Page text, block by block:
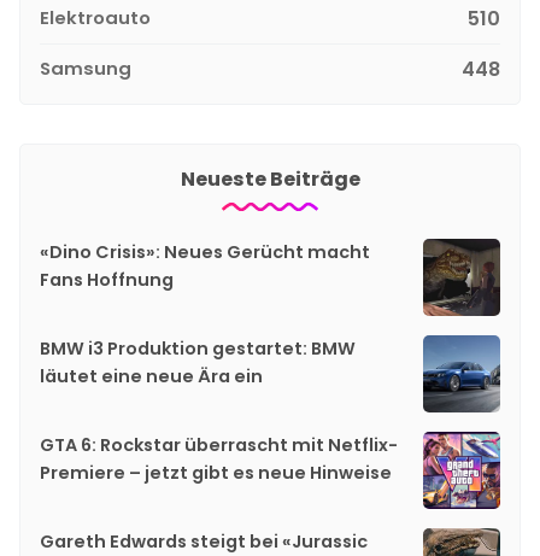
Elektroauto 510
Samsung 448
Neueste Beiträge
«Dino Crisis»: Neues Gerücht macht
Fans Hoffnung
BMW i3 Produktion gestartet: BMW
läutet eine neue Ära ein
GTA 6: Rockstar überrascht mit Netflix-
Premiere – jetzt gibt es neue Hinweise
Gareth Edwards steigt bei «Jurassic